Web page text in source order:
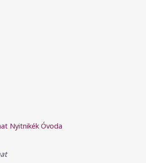
Nyitnikék Óvoda